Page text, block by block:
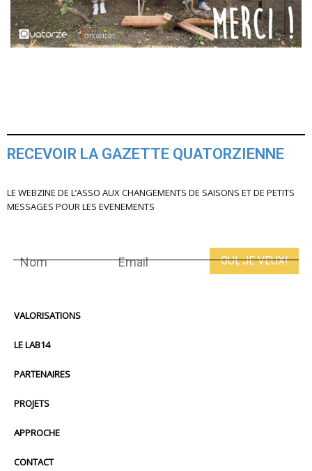
RECEVOIR LA GAZETTE QUATORZIENNE
LE WEBZINE DE L’ASSO AUX CHANGEMENTS DE SAISONS ET DE PETITS
MESSAGES POUR LES EVENEMENTS
VALORISATIONS
LE LAB14
PARTENAIRES
PROJETS
APPROCHE
CONTACT